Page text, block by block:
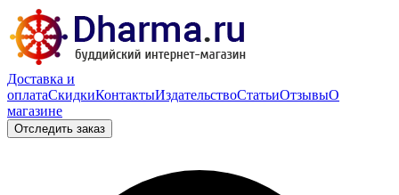
Доставка и
оплатаСкидкиКонтактыИздательствоСтатьиОтзывыО
магазине
Отследить заказ